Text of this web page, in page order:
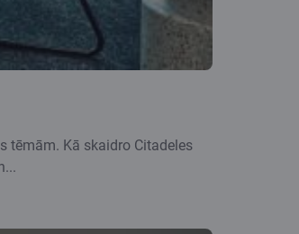
tēmām. Kā skaidro Citadeles